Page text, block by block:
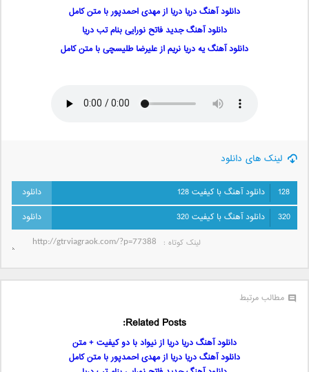
دانلود آهنگ دریا دریا از مهدی احمدپور با متن کامل
دانلود آهنگ جدید فاتح نورایی بنام تب دریا
دانلود آهنگ یه دریا نریم از علیرضا طلیسچی با متن کامل
لینک های دانلود
128
دانلود آهنگ با کیفیت 128
320
دانلود آهنگ با کیفیت 320
لینک کوتاه‌ :
مطالب مرتبط
Related Posts:
دانلود آهنگ دریا دریا از نیواد با دو کیفیت + متن
دانلود آهنگ دریا دریا از مهدی احمدپور با متن کامل